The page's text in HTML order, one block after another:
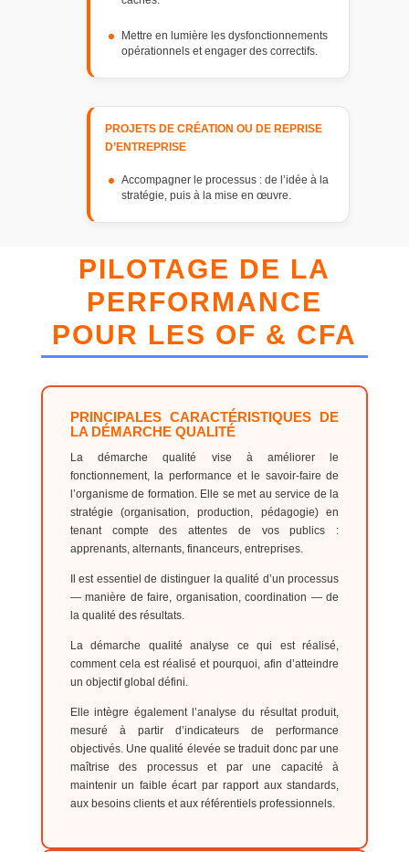
Mettre en lumière les dysfonctionnements
opérationnels et engager des correctifs.
PROJETS DE CRÉATION OU DE REPRISE
D’ENTREPRISE
Accompagner le processus : de l’idée à la
stratégie, puis à la mise en œuvre.
PILOTAGE DE LA
PERFORMANCE
POUR LES OF & CFA
PRINCIPALES CARACTÉRISTIQUES DE
LA DÉMARCHE QUALITÉ
La démarche qualité vise à améliorer le
fonctionnement, la performance et le savoir-faire de
l’organisme de formation. Elle se met au service de la
stratégie (organisation, production, pédagogie) en
tenant compte des attentes de vos publics :
apprenants, alternants, financeurs, entreprises.
Il est essentiel de distinguer la qualité d’un processus
— manière de faire, organisation, coordination — de
la qualité des résultats.
La démarche qualité analyse ce qui est réalisé,
comment cela est réalisé et pourquoi, afin d’atteindre
un objectif global défini.
Elle intègre également l’analyse du résultat produit,
mesuré à partir d’indicateurs de performance
objectivés. Une qualité élevée se traduit donc par une
maîtrise des processus et par une capacité à
maintenir un faible écart par rapport aux standards,
aux besoins clients et aux référentiels professionnels.